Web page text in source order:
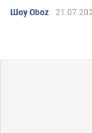
Шоу Oboz